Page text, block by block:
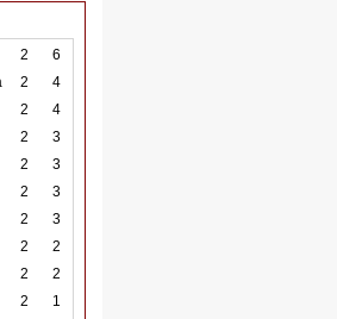
2 6
2 4
2 4
2 3
2 3
2 3
2 3
2 2
2 2
2 1